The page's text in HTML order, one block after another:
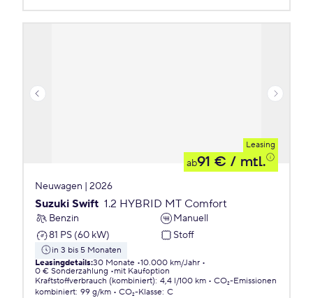
Leasing
ab91 € / mtl.
Neuwagen | 2026
Suzuki Swift 1.2 HYBRID MT Comfort
Benzin
Manuell
81 PS (60 kW)
Stoff
in 3 bis 5 Monaten
Leasingdetails:30 Monate 10.000 km/Jahr
0 € Sonderzahlung
mit Kaufoption
Kraftstoffverbrauch (kombiniert): 4,4 l/100 km
CO₂-Emissionen
kombiniert: 99 g/km CO₂-Klasse: C